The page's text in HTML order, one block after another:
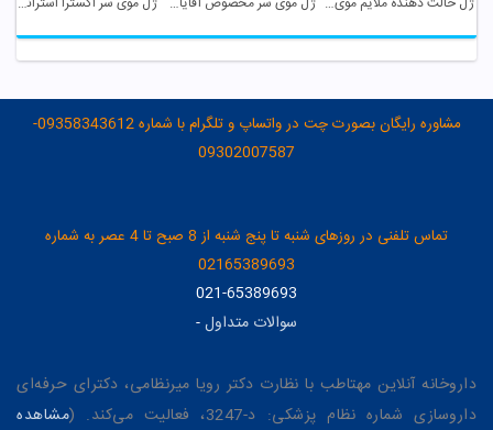
مشاوره رایگان بصورت چت در واتساپ و تلگرام با شماره 09358343612-
09302007587
تماس تلفنی در روزهای شنبه تا پنج شنبه از 8 صبح تا 4 عصر به شماره
02165389693
021-65389693
سوالات متداول-
داروخانه آنلاین مهتاطب با نظارت دکتر رویا میرنظامی، دکترای حرفه‌ای
داروسازی شماره نظام پزشکی: د-3247، فعالیت می‌کند. (
مشاهده